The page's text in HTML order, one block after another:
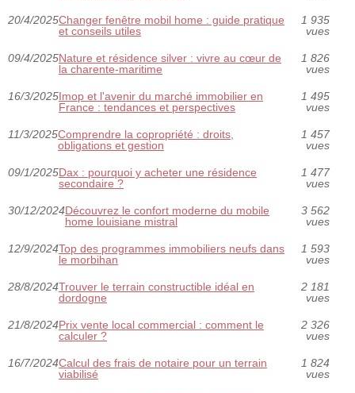
20/4/2025Changer fenêtre mobil home : guide pratique
et conseils utiles
1 935
vues
09/4/2025Nature et résidence silver : vivre au cœur de
la charente-maritime
1 826
vues
16/3/2025Imop et l'avenir du marché immobilier en
France : tendances et perspectives
1 495
vues
11/3/2025Comprendre la copropriété : droits,
obligations et gestion
1 457
vues
09/1/2025Dax : pourquoi y acheter une résidence
secondaire ?
1 477
vues
30/12/2024Découvrez le confort moderne du mobile
home louisiane mistral
3 562
vues
12/9/2024Top des programmes immobiliers neufs dans
le morbihan
1 593
vues
28/8/2024Trouver le terrain constructible idéal en
dordogne
2 181
vues
21/8/2024Prix vente local commercial : comment le
calculer ?
2 326
vues
16/7/2024Calcul des frais de notaire pour un terrain
viabilisé
1 824
vues